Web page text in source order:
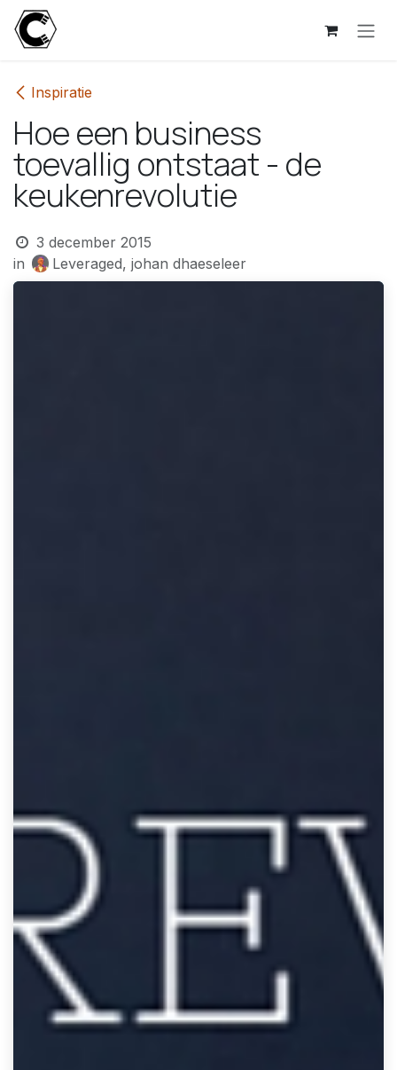
Overslaan naar inhoud
Inspiratie
Hoe een business
toevallig ontstaat - de
keukenrevolutie
3 december 2015
in
Leveraged, johan dhaeseleer